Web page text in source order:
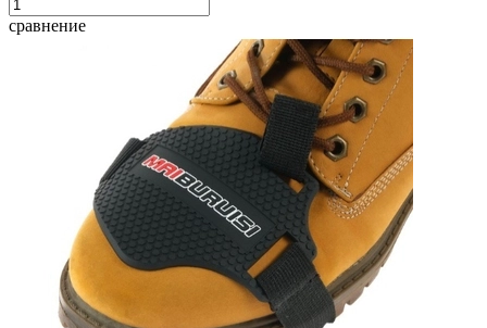
сравнение